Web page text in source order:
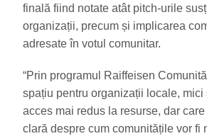
finală fiind notate atât pitch-urile
organizații, precum și implicarea
adresate în votul comunitar.
“Prin programul Raiffeisen
spațiu pentru organizații locale, mici
acces mai redus la resurse, dar
clară despre cum comunitățile vor fi